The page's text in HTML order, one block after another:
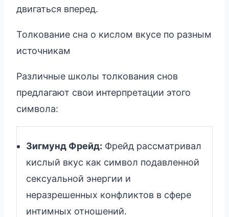
двигаться вперед.
Толкование сна о кислом вкусе по разным
источникам
Различные школы толкования снов
предлагают свои интерпретации этого
символа:
Зигмунд Фрейд: Фрейд рассматривал
кислый вкус как символ подавленной
сексуальной энергии и
неразрешенных конфликтов в сфере
интимных отношений.